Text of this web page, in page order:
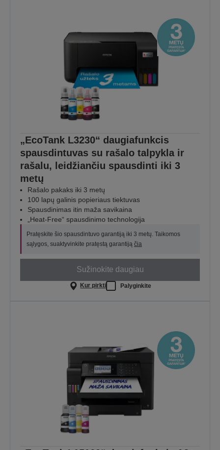
„EcoTank L3230“ daugiafunkcis
spausdintuvas su rašalo talpykla ir
rašalu, leidžiančiu spausdinti iki 3
metų
Rašalo pakaks iki 3 metų
100 lapų galinis popieriaus tiektuvas
Spausdinimas itin maža savikaina
„Heat-Free“ spausdinimo technologija
Pratęskite šio spausdintuvo garantiją iki 3 metų. Taikomos
sąlygos, suaktyvinkite pratęstą garantiją čia
Sužinokite daugiau
Kur pirkti Palyginkite